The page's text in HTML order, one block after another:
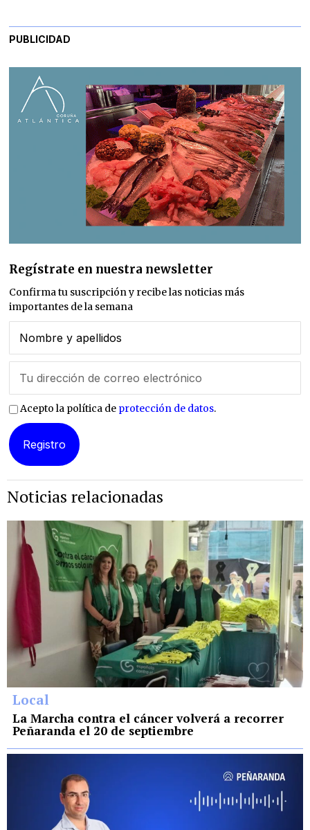
PUBLICIDAD
Regístrate en nuestra newsletter
Confirma tu suscripción y recibe las noticias más
importantes de la semana
Acepto la política de protección de datos.
Noticias relacionadas
Local
La Marcha contra el cáncer volverá a recorrer
Peñaranda el 20 de septiembre